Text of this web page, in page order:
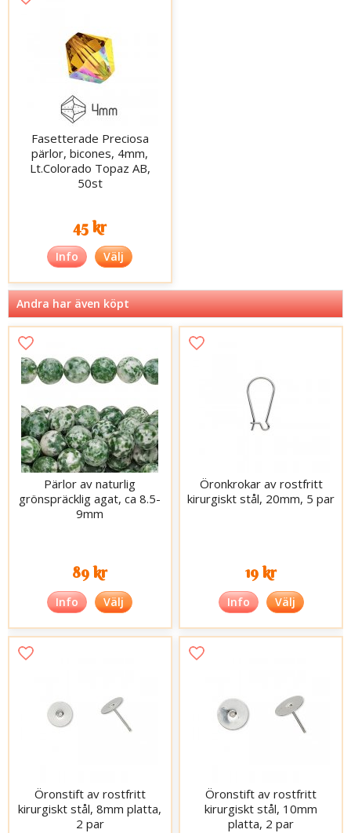
Fasetterade Preciosa
pärlor, bicones, 4mm,
Lt.Colorado Topaz AB,
50st
45 kr
Info Välj
Andra har även köpt
Pärlor av naturlig
grönspräcklig agat, ca 8.5-
9mm
89 kr
Info Välj
Öronkrokar av rostfritt
kirurgiskt stål, 20mm, 5 par
19 kr
Info Välj
Öronstift av rostfritt
kirurgiskt stål, 8mm platta,
2 par
Öronstift av rostfritt
kirurgiskt stål, 10mm
platta, 2 par